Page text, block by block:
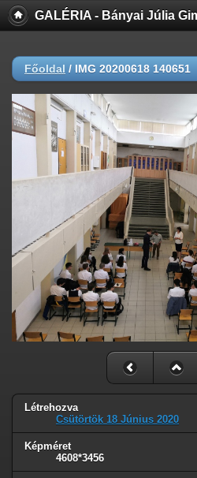
GALÉRIA - Bányai Júlia
Főoldal / IMG 20200618 140651
Létrehozva
Csütörtök 18 Június 2020
Képméret
4608*3456